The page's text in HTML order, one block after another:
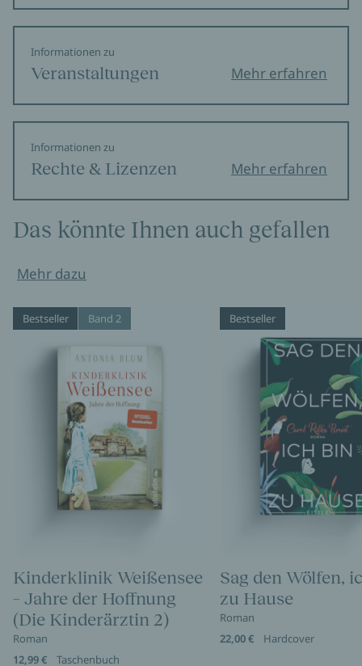
Informationen zu
Veranstaltungen Mehr erfahren
Informationen zu
Rechte & Lizenzen Mehr erfahren
Das könnte Ihnen auch gefallen
Mehr dazu
Bestseller Band 2
Kinderklinik Weißensee
– Jahre der Hoffnung
(Die Kinderärztin 2)
Roman
12,99 €
Taschenbuch
Bestseller
Sag den Wölfen,
zu Hause
Roman
22,00 €
Hardcover